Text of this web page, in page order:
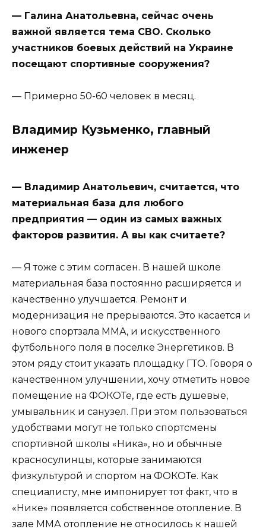
— Галина Анатольевна, сейчас очень
важной является тема СВО. Сколько
участников боевых действий на Украине
посещают спортивные сооружения?
— Примерно 50-60 человек в месяц.
Владимир Кузьменко, главный
инженер
— Владимир Анатольевич, считается, что
материальная база для любого
предприятия — один из самых важных
факторов развития. А вы как считаете?
— Я тоже с этим согласен. В нашей школе
материальная база постоянно расширяется и
качественно улучшается. Ремонт и
модернизация не прерываются. Это касается и
нового спортзала ММА, и искусственного
футбольного поля в поселке Энергетиков. В
этом ряду стоит указать площадку ГТО. Говоря о
качественном улучшении, хочу отметить новое
помещение на ФОКОТе, где есть душевые,
умывальник и санузел. При этом пользоваться
удобствами могут не только спортсмены
спортивной школы «Ника», но и обычные
красносулинцы, которые занимаются
физкультурой и спортом на ФОКОТе. Как
специалисту, мне импонирует тот факт, что в
«Нике» появляется собственное отопление. В
зале ММА отопление не относилось к нашей